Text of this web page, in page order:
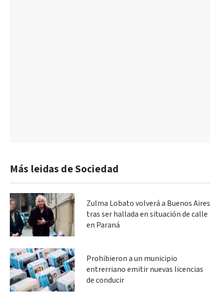
Más leidas de Sociedad
Zulma Lobato volverá a Buenos Aires
tras ser hallada en situación de calle
en Paraná
Prohibieron a un municipio
entrerriano emitir nuevas licencias
de conducir